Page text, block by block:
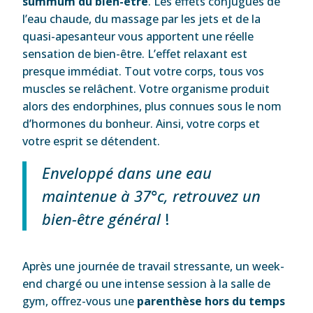
l’eau chaude, du massage par les jets et de la
quasi-apesanteur vous apportent une réelle
sensation de bien-être. L’effet relaxant est
presque immédiat. Tout votre corps, tous vos
muscles se relâchent. Votre organisme produit
alors des endorphines, plus connues sous le nom
d’hormones du bonheur. Ainsi, votre corps et
votre esprit se détendent.
Enveloppé dans une eau
maintenue à 37°c, retrouvez un
bien-être général!
Après une journée de travail stressante, un week-
end chargé ou une intense session à la salle de
gym, offrez-vous une parenthèse hors du temps